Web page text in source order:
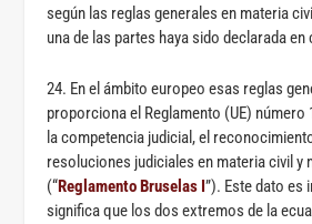
según las reglas generales en materia
una de las partes haya sido declarada
24. En el ámbito europeo esas reglas
proporciona el Reglamento (UE)
la competencia judicial, el
resoluciones judiciales en materia civil y
(“Reglamento Bruselas I”). Este dato es
significa que los dos extremos de la